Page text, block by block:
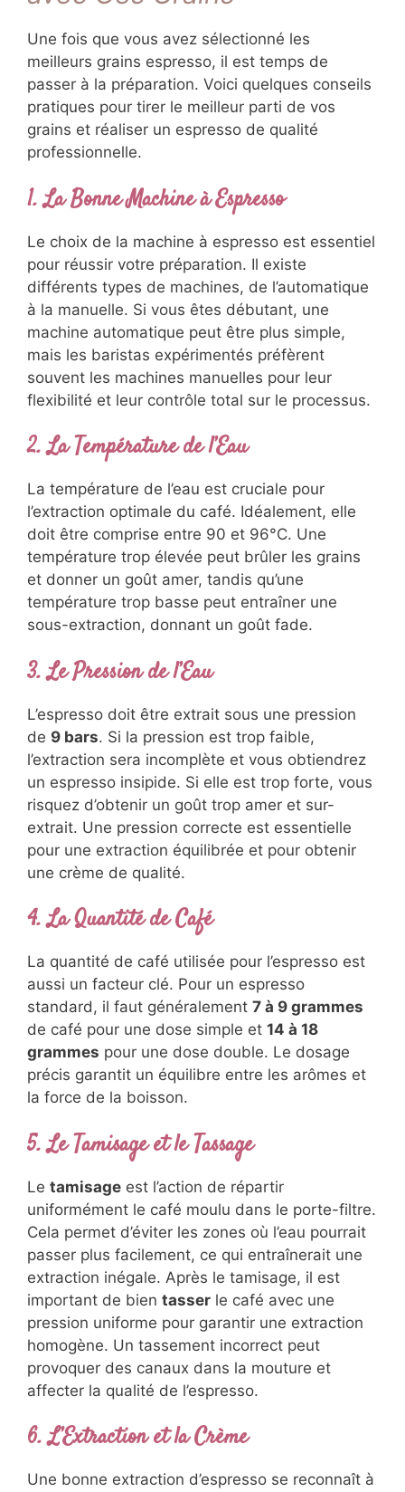
Une fois que vous avez sélectionné les
meilleurs grains espresso, il est temps de
passer à la préparation. Voici quelques conseils
pratiques pour tirer le meilleur parti de vos
grains et réaliser un espresso de qualité
professionnelle.
1. La Bonne Machine à Espresso
Le choix de la machine à espresso est essentiel
pour réussir votre préparation. Il existe
différents types de machines, de l’automatique
à la manuelle. Si vous êtes débutant, une
machine automatique peut être plus simple,
mais les baristas expérimentés préfèrent
souvent les machines manuelles pour leur
flexibilité et leur contrôle total sur le processus.
2. La Température de l’Eau
La température de l’eau est cruciale pour
l’extraction optimale du café. Idéalement, elle
doit être comprise entre 90 et 96°C. Une
température trop élevée peut brûler les grains
et donner un goût amer, tandis qu’une
température trop basse peut entraîner une
sous-extraction, donnant un goût fade.
3. Le Pression de l’Eau
L’espresso doit être extrait sous une pression
de 9 bars. Si la pression est trop faible,
l’extraction sera incomplète et vous obtiendrez
un espresso insipide. Si elle est trop forte, vous
risquez d’obtenir un goût trop amer et sur-
extrait. Une pression correcte est essentielle
pour une extraction équilibrée et pour obtenir
une crème de qualité.
4. La Quantité de Café
La quantité de café utilisée pour l’espresso est
aussi un facteur clé. Pour un espresso
standard, il faut généralement 7 à 9 grammes
de café pour une dose simple et 14 à 18
grammes pour une dose double. Le dosage
précis garantit un équilibre entre les arômes et
la force de la boisson.
5. Le Tamisage et le Tassage
Le tamisage est l’action de répartir
uniformément le café moulu dans le porte-filtre.
Cela permet d’éviter les zones où l’eau pourrait
passer plus facilement, ce qui entraînerait une
extraction inégale. Après le tamisage, il est
important de bien tasser le café avec une
pression uniforme pour garantir une extraction
homogène. Un tassement incorrect peut
provoquer des canaux dans la mouture et
affecter la qualité de l’espresso.
6. L’Extraction et la Crème
Une bonne extraction d’espresso se reconnaît à